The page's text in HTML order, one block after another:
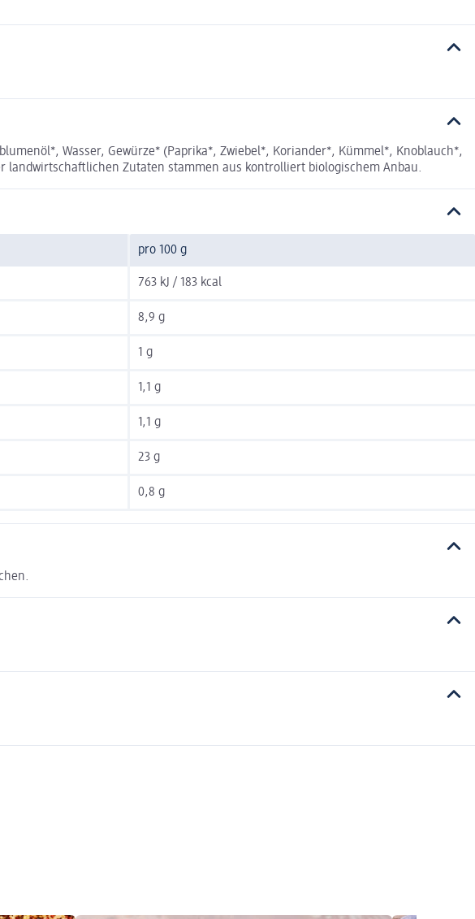
Wasser, Gewürze* (Paprika*, Zwiebel*, Koriander*, Kümmel*, Knoblauch*,
landwirtschaftlichen Zutaten stammen aus kontrolliert biologischem Anbau.
pro 100 g
763 kJ / 183 kcal
8,9 g
1 g
1,1 g
1,1 g
23 g
0,8 g